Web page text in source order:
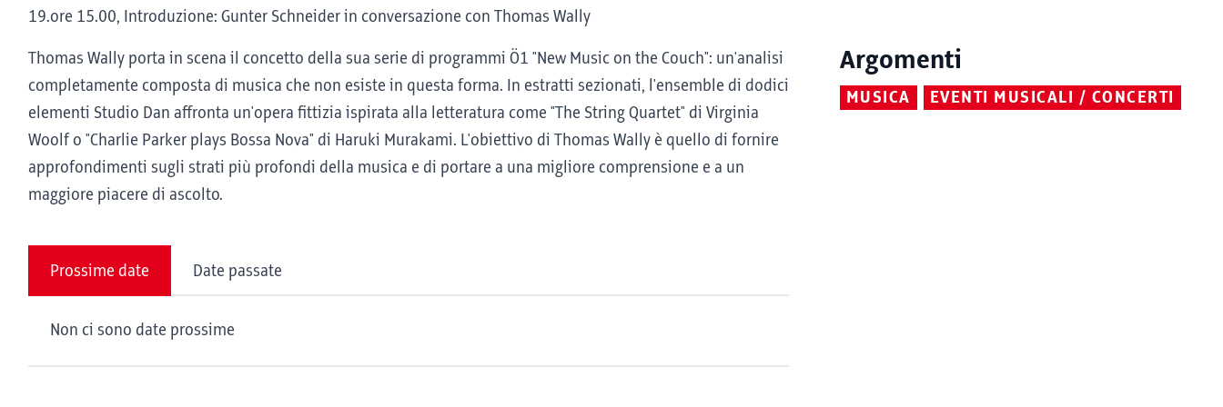
19.ore 15.00, Introduzione: Gunter Schneider in conversazione con Thomas Wally
Thomas Wally porta in scena il concetto della sua serie di programmi Ö1 "New Music on the Couch": un'analisi
completamente composta di musica che non esiste in questa forma. In estratti sezionati, l'ensemble di dodici
elementi Studio Dan affronta un'opera fittizia ispirata alla letteratura come "The String Quartet" di Virginia
Woolf o "Charlie Parker plays Bossa Nova" di Haruki Murakami. L'obiettivo di Thomas Wally è quello di fornire
approfondimenti sugli strati più profondi della musica e di portare a una migliore comprensione e a un
maggiore piacere di ascolto.
Prossime date Date passate
Non ci sono date prossime
Argomenti
MUSICA EVENTI MUSICALI / CONCERTI